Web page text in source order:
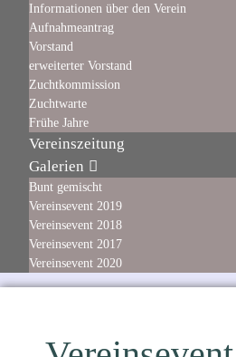
Informationen über den Verein
Aufnahmeantrag
Vorstand
erweiterter Vorstand
Zuchtkommission
Zuchtwarte
Frühe Jahre
Vereinszeitung
Galerien
Bunt gemischt
Vereinsevent 2019
Vereinsevent 2018
Vereinsevent 2017
Vereinsevent 2020